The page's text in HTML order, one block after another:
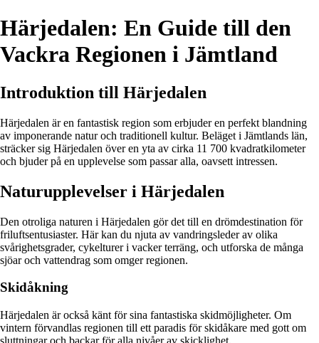
Härjedalen: En Guide till den
Vackra Regionen i Jämtland
Introduktion till Härjedalen
Härjedalen är en fantastisk region som erbjuder en perfekt blandning
av imponerande natur och traditionell kultur. Beläget i Jämtlands län,
sträcker sig Härjedalen över en yta av cirka 11 700 kvadratkilometer
och bjuder på en upplevelse som passar alla, oavsett intressen.
Naturupplevelser i Härjedalen
Den otroliga naturen i Härjedalen gör det till en drömdestination för
friluftsentusiaster. Här kan du njuta av vandringsleder av olika
svårighetsgrader, cykelturer i vacker terräng, och utforska de många
sjöar och vattendrag som omger regionen.
Skidåkning
Härjedalen är också känt för sina fantastiska skidmöjligheter. Om
vintern förvandlas regionen till ett paradis för skidåkare med gott om
sluttningar och backar för alla nivåer av skicklighet.